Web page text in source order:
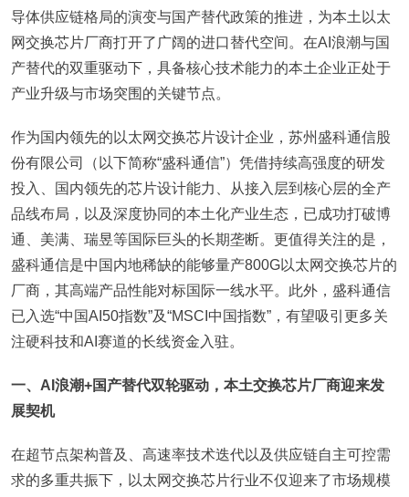
导体供应链格局的演变与国产替代政策的推进，为本土以太
网交换芯片厂商打开了广阔的进口替代空间。在AI浪潮与国
产替代的双重驱动下，具备核心技术能力的本土企业正处于
产业升级与市场突围的关键节点。
作为国内领先的以太网交换芯片设计企业，苏州盛科通信股
份有限公司（以下简称“盛科通信”）凭借持续高强度的研发
投入、国内领先的芯片设计能力、从接入层到核心层的全产
品线布局，以及深度协同的本土化产业生态，已成功打破博
通、美满、瑞昱等国际巨头的长期垄断。更值得关注的是，
盛科通信是中国内地稀缺的能够量产800G以太网交换芯片的
厂商，其高端产品性能对标国际一线水平。此外，盛科通信
已入选“中国AI50指数”及“MSCI中国指数”，有望吸引更多关
注硬科技和AI赛道的长线资金入驻。
一、AI浪潮+国产替代双轮驱动，本土交换芯片厂商迎来发
展契机
在超节点架构普及、高速率技术迭代以及供应链自主可控需
求的多重共振下，以太网交换芯片行业不仅迎来了市场规模